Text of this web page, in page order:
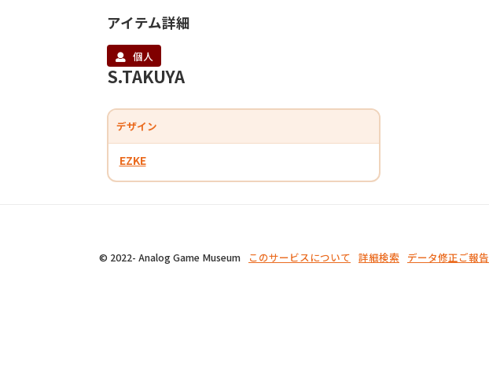
アイテム詳細
個人
S.TAKUYA
デザイン
EZKE
© 2022- Analog Game Museum このサービスについて 詳細検索 データ修正ご報告